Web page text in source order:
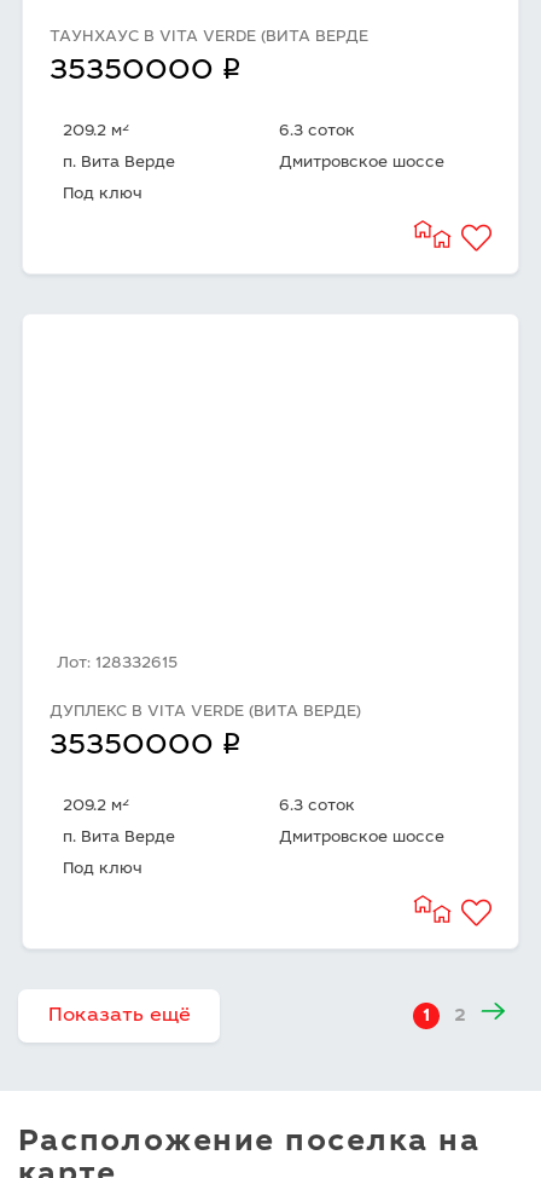
ТАУНХАУС В VITA VERDE (ВИТА ВЕРДЕ
35350000 q
209.2 м2
6.3 соток
п. Вита Верде
Дмитровское шоссе
Под ключ
Лот: 128332615
ДУПЛЕКС В VITA VERDE (ВИТА ВЕРДЕ)
35350000 q
209.2 м2
6.3 соток
п. Вита Верде
Дмитровское шоссе
Под ключ
Показать ещё 1 2
Расположение поселка на